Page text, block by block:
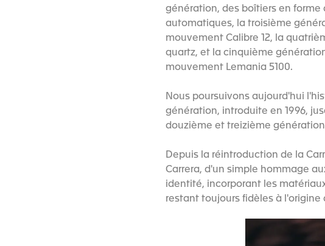
génération, des boîtiers en forme
automatiques, la troisième
mouvement Calibre 12, la
quartz, et la cinquième
mouvement Lemania 5100.
Nous poursuivons aujourd'hui
génération, introduite en 1996,
douzième et treizième
Depuis la réintroduction de la
Carrera, d'un simple hommage
identité, incorporant les
restant toujours fidèles à l'origine